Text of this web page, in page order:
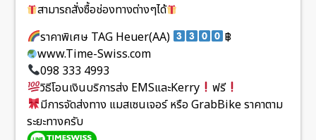
สามารถสั่งซื้อช่องทางต่างๆได้
ราคาพิเศษ TAG Heuer(AA)
฿
www.Time-Swiss.com
098 333 4993
วิธีโอนเงินบริการส่ง EMSและKerry
ฟรี
มีการจัดส่งทาง แมสเซนเจอร์ หรือ GrabBike ราคาตาม
ระยะทางครับ